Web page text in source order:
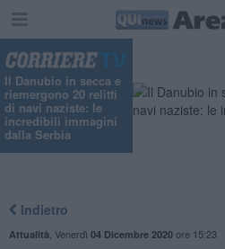
Il Danubio in secca e
riemergono 20 relitti
di navi naziste: le
incredibili immagini
dalla Serbia
Indietro
Attualità Venerdì 04 Dicembre 2020ore 15:23